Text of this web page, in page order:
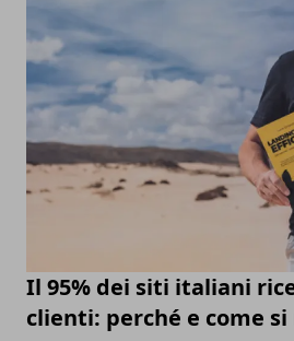
Il 95% dei siti italiani
clienti: perché e come si